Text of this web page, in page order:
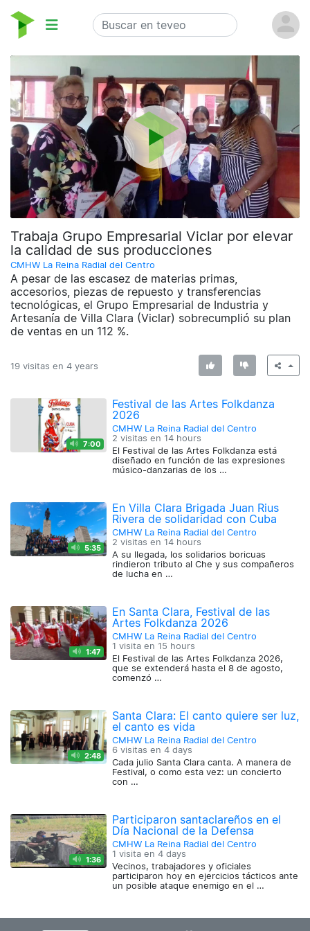
Trabaja Grupo Empresarial Viclar por elevar
la calidad de sus producciones
CMHW La Reina Radial del Centro
A pesar de las escasez de materias primas,
accesorios, piezas de repuesto y transferencias
tecnológicas, el Grupo Empresarial de Industria y
Artesanía de Villa Clara (Viclar) sobrecumplió su plan
de ventas en un 112 %.
19 visitas en 4 years
7:00
Festival de las Artes Folkdanza
2026
CMHW La Reina Radial del Centro
2 visitas en 14 hours
El Festival de las Artes Folkdanza está
diseñado en función de las expresiones
músico-danzarias de los …
5:35
En Villa Clara Brigada Juan Rius
Rivera de solidaridad con Cuba
CMHW La Reina Radial del Centro
2 visitas en 14 hours
A su llegada, los solidarios boricuas
rindieron tributo al Che y sus compañeros
de lucha en …
1:47
En Santa Clara, Festival de las
Artes Folkdanza 2026
CMHW La Reina Radial del Centro
1 visita en 15 hours
El Festival de las Artes Folkdanza 2026,
que se extenderá hasta el 8 de agosto,
comenzó …
2:48
Santa Clara: El canto quiere ser luz,
el canto es vida
CMHW La Reina Radial del Centro
6 visitas en4 days
Cada julio Santa Clara canta. A manera de
Festival, o como esta vez: un concierto
con …
1:36
Participaron santaclareños en el
Día Nacional de la Defensa
CMHW La Reina Radial del Centro
1 visita en4 days
Vecinos, trabajadores y oficiales
participaron hoy en ejercicios tácticos ante
un posible ataque enemigo en el …